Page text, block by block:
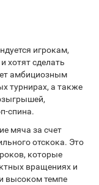
игрокам,
хотят сделать
амбициозным
турнирах, а также
спина.
мяча за счет
отскока. Это
которые
вращениях и
высоком темпе